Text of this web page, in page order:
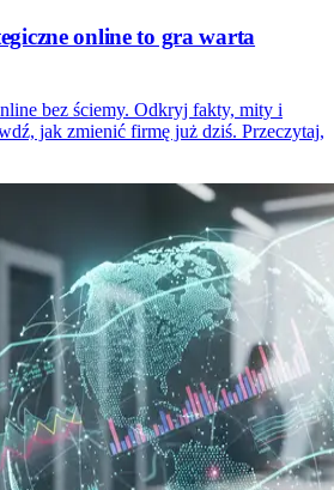
online to gra warta
bez ściemy. Odkryj fakty, mity i
jak zmienić firmę już dziś. Przeczytaj,